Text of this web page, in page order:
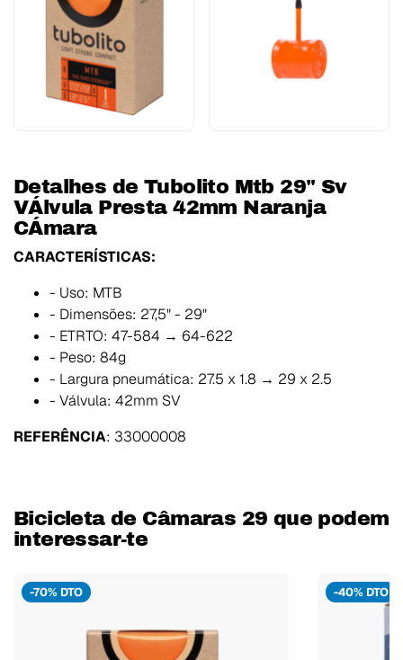
Detalhes de Tubolito Mtb 29" Sv
VÁlvula Presta 42mm Naranja
CÁmara
CARACTERÍSTICAS:
- Uso: MTB
- Dimensões: 27,5" - 29"
- ETRTO: 47-584 → 64-622
- Peso: 84g
- Largura pneumática: 27.5 x 1.8 → 29 x 2.5
- Válvula: 42mm SV
REFERÊNCIA: 33000008
Bicicleta de Câmaras 29 que podem
interessar-te
-70% DTO -40% DTO